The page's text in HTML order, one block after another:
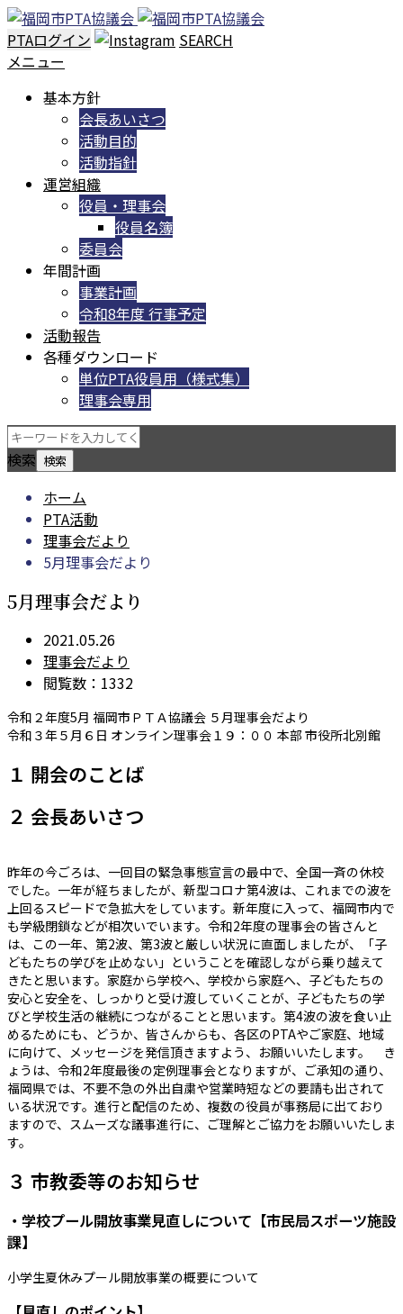
PTAログイン
SEARCH
メニュー
基本方針
会長あいさつ
活動目的
活動指針
運営組織
役員・理事会
役員名簿
委員会
年間計画
事業計画
令和8年度 行事予定
活動報告
各種ダウンロード
単位PTA役員用（様式集）
理事会専用
検索
ホーム
PTA活動
理事会だより
5月理事会だより
5月理事会だより
2021.05.26
理事会だより
閲覧数：1332
令和２年度5月 福岡市ＰＴＡ協議会 ５月理事会だより
令和３年５月６日 オンライン理事会１９：００ 本部 市役所北別館
１ 開会のことば
２ 会長あいさつ
昨年の今ごろは、一回目の緊急事態宣言の最中で、全国一斉の休校
でした。一年が経ちましたが、新型コロナ第4波は、これまでの波を
上回るスピードで急拡大をしています。新年度に入って、福岡市内で
も学級閉鎖などが相次いでいます。令和2年度の理事会の皆さんと
は、この一年、第2波、第3波と厳しい状況に直面しましたが、「子
どもたちの学びを止めない」ということを確認しながら乗り越えて
きたと思います。家庭から学校へ、学校から家庭へ、子どもたちの
安心と安全を、しっかりと受け渡していくことが、子どもたちの学
びと学校生活の継続につながることと思います。第4波の波を食い止
めるためにも、どうか、皆さんからも、各区のPTAやご家庭、地域
に向けて、メッセージを発信頂きますよう、お願いいたします。 き
ょうは、令和2年度最後の定例理事会となりますが、ご承知の通り、
福岡県では、不要不急の外出自粛や営業時短などの要請も出されて
いる状況です。進行と配信のため、複数の役員が事務局に出ており
ますので、スムーズな議事進行に、ご理解とご協力をお願いいたしま
す。
３ 市教委等のお知らせ
・学校プール開放事業見直しについて【市民局スポーツ施設
課】
小学生夏休みプール開放事業の概要について